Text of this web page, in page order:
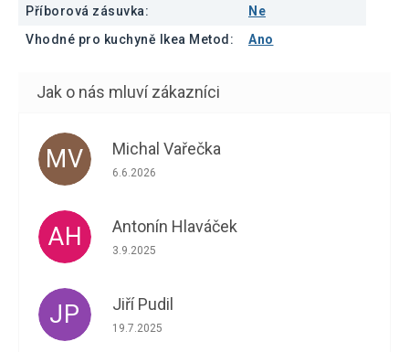
Příborová zásuvka:
Ne
Vhodné pro kuchyně Ikea Metod : Ano
MV Michal Vařečka
Hodnocení obchodu je 5 z 5 hvězdiček.
6.6.2026
AH Antonín Hlaváček
Hodnocení obchodu je 5 z 5 hvězdiček.
3.9.2025
JP Jiří Pudil
Hodnocení obchodu je 5 z 5 hvězdiček.
19.7.2025